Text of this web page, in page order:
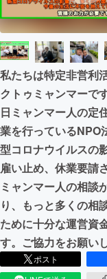
ビジネス
まちづ
CAMPFIRE
CAMPFIRE
私たちは特定非営利
クトゥミャンマーで
日ミャンマー人の定
業を行っているNPO
型コロナウイルスの
雇い止め、休業要請
ミャンマー人の相談
り、もっと多くの相
ために十分な運営資
す。ご協力をお願い
ポスト